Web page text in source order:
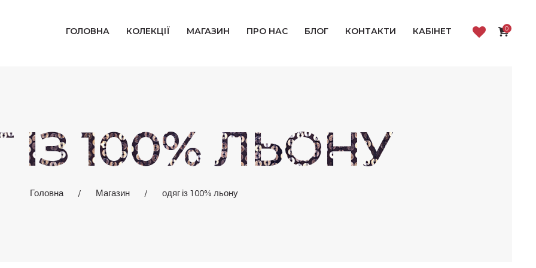
ГОЛОВНА КОЛЕКЦІЇ МАГАЗИН ПРО НАС БЛОГ КОНТАКТИ КАБІНЕТ 0
100% ЛЬОНУ
Головна Магазин одяг із 100% льону
ПРО НАС
БЛОГ
КОНТАКТИ